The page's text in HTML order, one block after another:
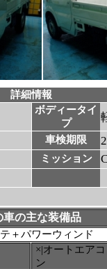
詳細情報
ボディータイ
プ
車検期限
ミッション
車の主な装備品
＋パワーウィンド
×|オートエアコ
ン